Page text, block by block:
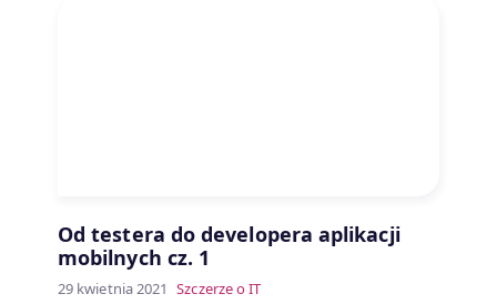
Od testera do developera aplikacji
mobilnych cz. 1
29 kwietnia 2021 Szczerze o IT